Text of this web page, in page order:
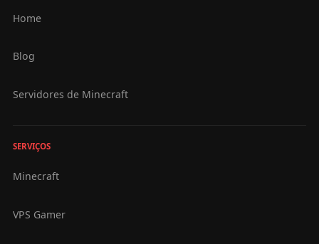
Home
Blog
Servidores de Minecraft
SERVIÇOS
Minecraft
VPS Gamer